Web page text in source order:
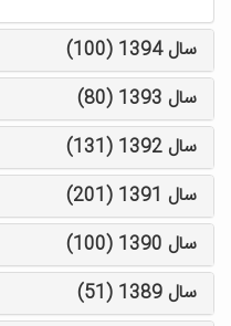
سال 1394 (100)
سال 1393 (80)
سال 1392 (131)
سال 1391 (201)
سال 1390 (100)
سال 1389 (51)